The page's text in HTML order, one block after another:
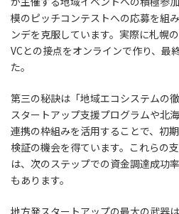
模のピッチコンテストへの応募を組
ンデを克服しています。実際に札幌
VCとの接点をオンラインで作り、最
た。
第三の秘訣は「地域エコシステムの
スタートアップ支援プログラムや北
連携の枠組みを活用することで、初
検証の機会を得ています。これらの
は、次のステップでの資金調達成功
もあります。
地方発スタートアップの最大の武器